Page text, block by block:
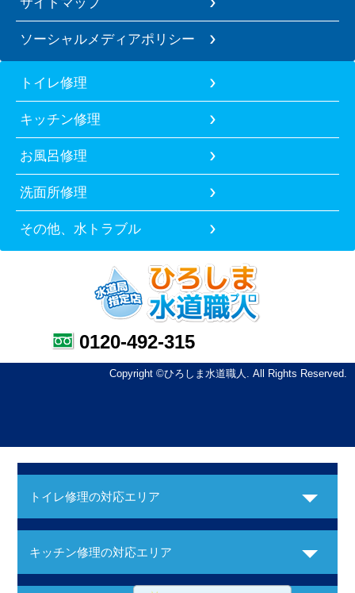
ソーシャルメディアポリシー
トイレ修理
キッチン修理
お風呂修理
洗面所修理
その他、水トラブル
0120-492-315
Copyright ©ひろしま水道職人. All Rights Reserved.
トイレ修理の対応エリア
キッチン修理の対応エリア